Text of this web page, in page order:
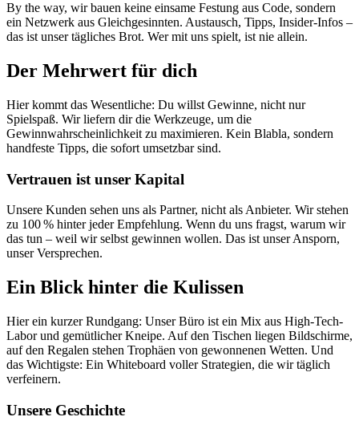
By the way, wir bauen keine einsame Festung aus Code, sondern
ein Netzwerk aus Gleichgesinnten. Austausch, Tipps, Insider-Infos –
das ist unser tägliches Brot. Wer mit uns spielt, ist nie allein.
Der Mehrwert für dich
Hier kommt das Wesentliche: Du willst Gewinne, nicht nur
Spielspaß. Wir liefern dir die Werkzeuge, um die
Gewinnwahrscheinlichkeit zu maximieren. Kein Blabla, sondern
handfeste Tipps, die sofort umsetzbar sind.
Vertrauen ist unser Kapital
Unsere Kunden sehen uns als Partner, nicht als Anbieter. Wir stehen
zu 100 % hinter jeder Empfehlung. Wenn du uns fragst, warum wir
das tun – weil wir selbst gewinnen wollen. Das ist unser Ansporn,
unser Versprechen.
Ein Blick hinter die Kulissen
Hier ein kurzer Rundgang: Unser Büro ist ein Mix aus High-Tech-
Labor und gemütlicher Kneipe. Auf den Tischen liegen Bildschirme,
auf den Regalen stehen Trophäen von gewonnenen Wetten. Und
das Wichtigste: Ein Whiteboard voller Strategien, die wir täglich
verfeinern.
Unsere Geschichte